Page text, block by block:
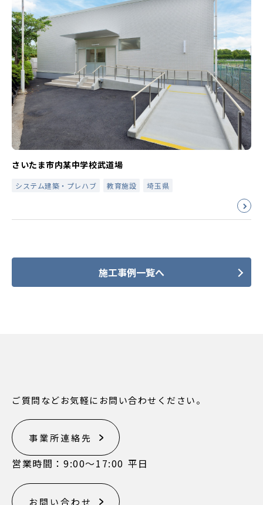
さいたま市内某中学校武道場
システム建築・プレハブ 教育施設 埼玉県
施工事例一覧へ
ご質問などお気軽にお問い合わせください。
事業所連絡先
営業時間：9:00〜17:00 平日
お問い合わせ